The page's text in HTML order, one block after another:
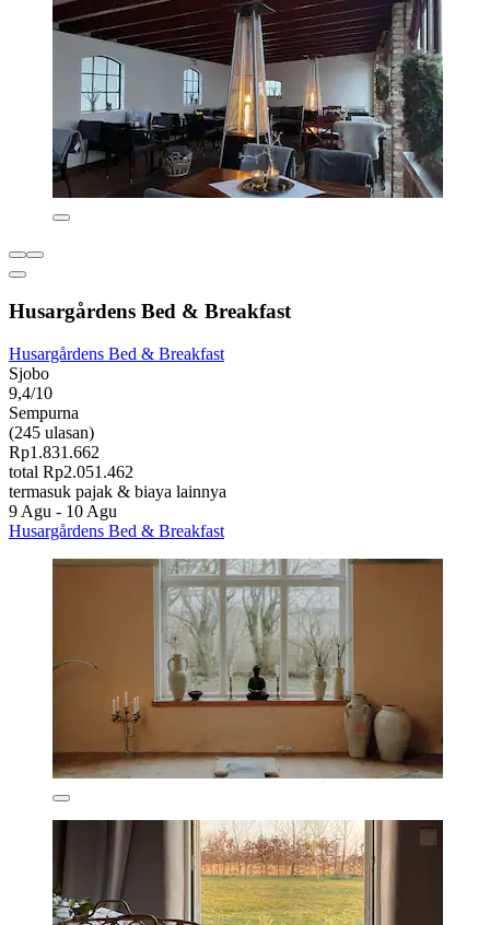
Husargårdens Bed & Breakfast
Husargårdens Bed & Breakfast
Sjobo
9,4/10
Sempurna
(245 ulasan)
Rp1.831.662
total Rp2.051.462
termasuk pajak & biaya lainnya
9 Agu - 10 Agu
Husargårdens Bed & Breakfast